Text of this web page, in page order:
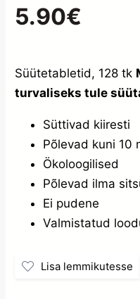
5.90€
Süütetabletid, 128 tk
turvaliseks tule
Süttivad kiiresti
Põlevad kuni 10
Ökoloogilised
Põlevad ilma
Ei pudene
Valmistatud
Lisa lemmikutesse